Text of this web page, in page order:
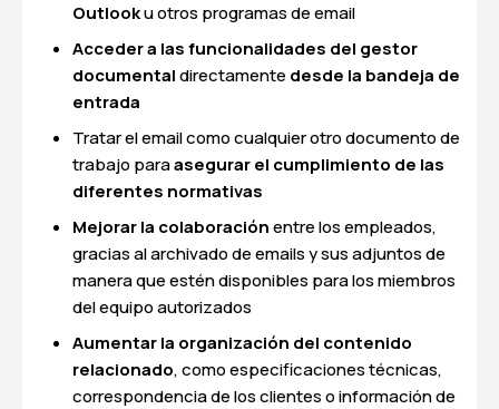
Outlooku otros programas de email
Acceder a las funcionalidades del gestor
documentaldirectamente desde la bandeja de
entrada
Tratar el email como cualquier otro documento de
trabajo paraasegurar el cumplimiento de las
diferentes normativas
Mejorar la colaboraciónentre los empleados,
gracias al archivado de emails y sus adjuntos de
manera que estén disponibles para los miembros
del equipo autorizados
Aumentar la organización del contenido
relacionado, como especificaciones técnicas,
correspondencia de los clientes o información de